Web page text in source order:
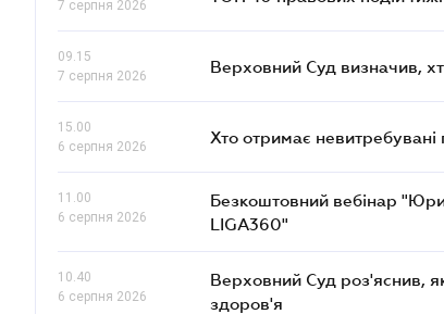
7 серпня 2026
09.15
7 серпня 2026
Верховний Суд визначив,
15.00
6 серпня 2026
Хто отримає
11.00
6 серпня 2026
Безкоштовний вебінар
LIGA360"
10.40
6 серпня 2026
Верховний Суд роз'яснив,
здоров'я